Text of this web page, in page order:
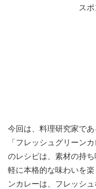
ス
今回は、料理研究家であ
「フレッシュグリーン
のレシピは、素材の持
軽に本格的な味わいを
ンカレーは、フレッシ